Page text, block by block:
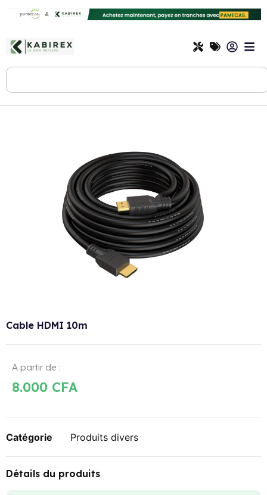
Cable HDMI 10m
A partir de :
8.000 CFA
Catégorie Produits divers
Détails du produits